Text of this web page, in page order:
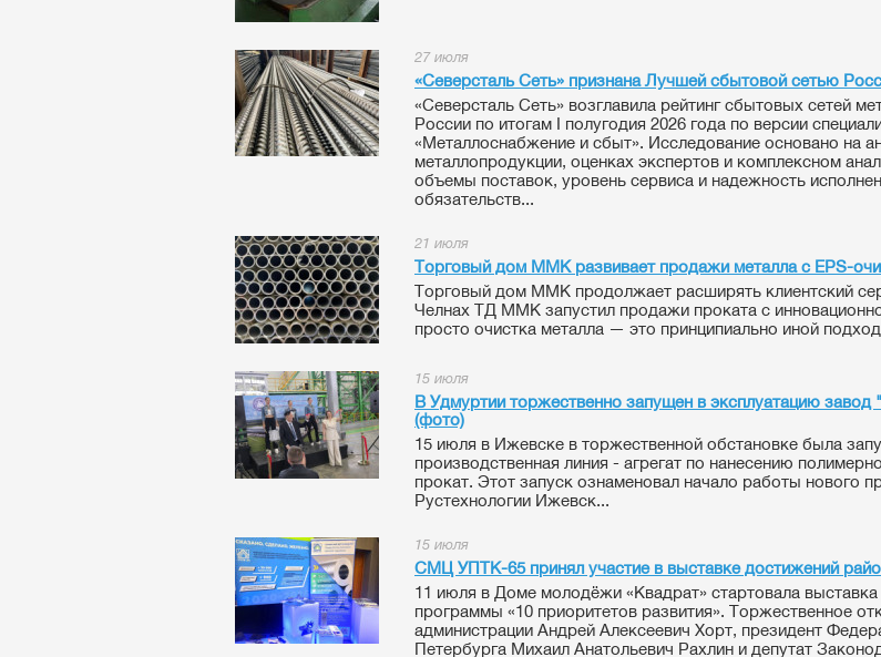
27 июля
«Северсталь Сеть» признана Лучшей сбытовой сетью
«Северсталь Сеть» возглавила рейтинг сбытовых сетей
России по итогам I полугодия 2026 года по версии
«Металлоснабжение и сбыт». Исследование основано на
металлопродукции, оценках экспертов и комплексном
объемы поставок, уровень сервиса и надежность
обязательств...
21 июля
Торговый дом ММК развивает продажи металла с EPS-
Торговый дом ММК продолжает расширять клиентский
Челнах ТД ММК запустил продажи проката с
просто очистка металла — это принципиально иной
15 июля
В Удмуртии торжественно запущен в эксплуатацию завод
(фото)
15 июля в Ижевске в торжественной обстановке была
производственная линия - агрегат по нанесению
прокат. Этот запуск ознаменовал начало работы нового
Рустехнологии Ижевск...
15 июля
СМЦ УПТК-65 принял участие в выставке достижений
11 июля в Доме молодёжи «Квадрат» стартовала
программы «10 приоритетов развития». Торжественное
администрации Андрей Алексеевич Хорт, президент
Петербурга Михаил Анатольевич Рахлин и депутат